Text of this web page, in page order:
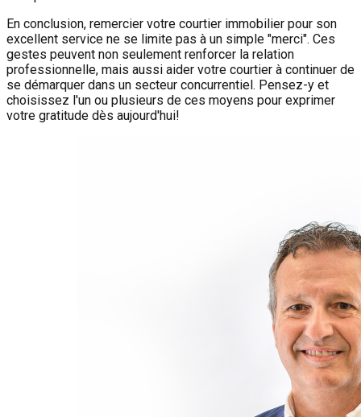
En conclusion, remercier votre courtier immobilier pour son
excellent service ne se limite pas à un simple "merci". Ces
gestes peuvent non seulement renforcer la relation
professionnelle, mais aussi aider votre courtier à continuer de
se démarquer dans un secteur concurrentiel. Pensez-y et
choisissez l'un ou plusieurs de ces moyens pour exprimer
votre gratitude dès aujourd'hui!